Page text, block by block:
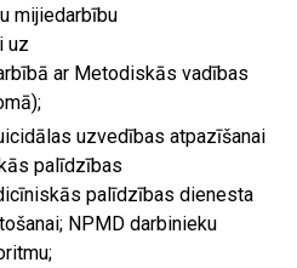
mijiedarbību
uz
ar Metodiskās vadības
uzvedības atpazīšanai
palīdzības
palīdzības dienesta
NPMD darbinieku